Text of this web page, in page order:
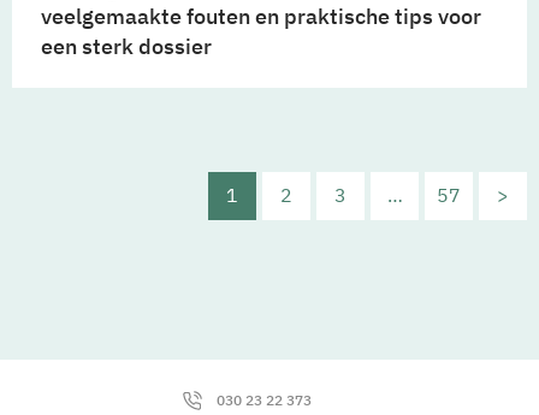
veelgemaakte fouten en praktische tips voor
een sterk dossier
1 2 3 … 57 >
030 23 22 373